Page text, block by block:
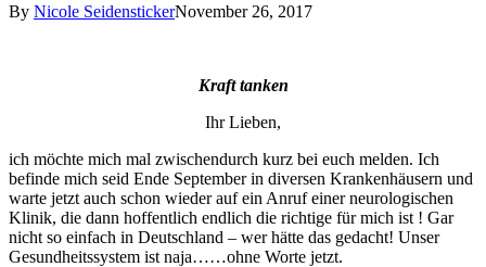
By Nicole SeidenstickerNovember 26, 2017
Kraft tanken
Ihr Lieben,
ich möchte mich mal zwischendurch kurz bei euch melden. Ich
befinde mich seid Ende September in diversen Krankenhäusern und
warte jetzt auch schon wieder auf ein Anruf einer neurologischen
Klinik, die dann hoffentlich endlich die richtige für mich ist ! Gar
nicht so einfach in Deutschland – wer hätte das gedacht! Unser
Gesundheitssystem ist naja……ohne Worte jetzt.